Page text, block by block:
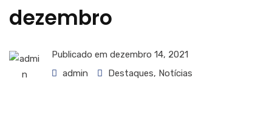
dezembro
Publicado em dezembro 14, 2021
admin
Destaques, Notícias